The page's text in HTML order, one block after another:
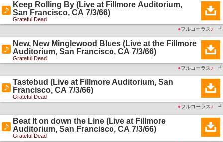
Keep Rolling By (Live at Fillmore Auditorium,
San Francisco, CA 7/3/66)
Grateful Dead
●フルコーラス ♪ ┛
New, New Minglewood Blues (Live at the Fillmore
Auditorium, San Francisco, CA 7/3/66)
Grateful Dead
●フルコーラス ♪ ┛
Tastebud (Live at Fillmore Auditorium, San
Francisco, CA 7/3/66)
Grateful Dead
●フルコーラス ♪ ┛
Beat It on down the Line (Live at Fillmore
Auditorium, San Francisco, CA 7/3/66)
Grateful Dead